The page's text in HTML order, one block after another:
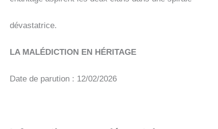
dévastatrice.
LA MALÉDICTION EN HÉRITAGE
Date de parution : 12/02/2026